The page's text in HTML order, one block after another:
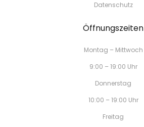
Datenschutz
Öffnungszeiten
Montag – Mittwoch
9:00 – 19:00 Uhr
Donnerstag
10:00 – 19:00 Uhr
Freitag